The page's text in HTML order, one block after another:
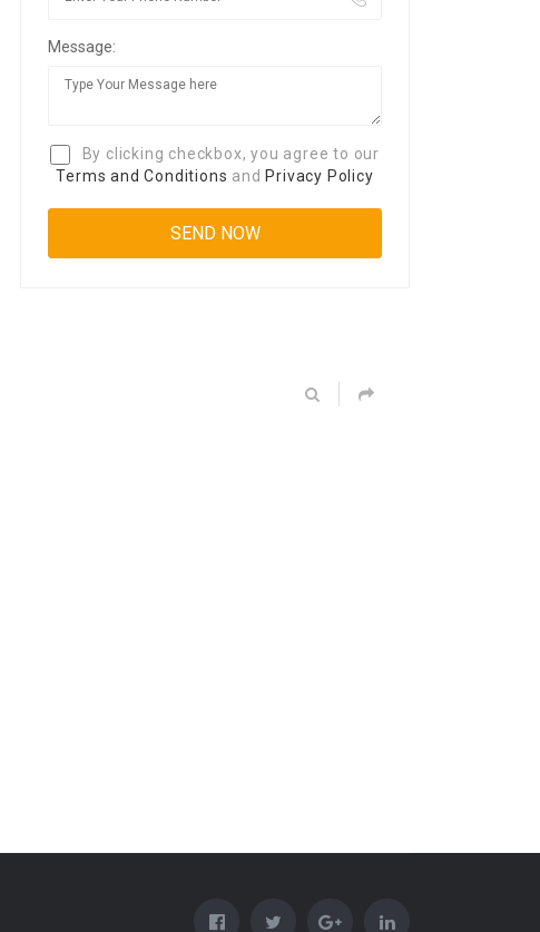
Message:
By clicking checkbox, you agree to our
Terms and Conditions and Privacy Policy